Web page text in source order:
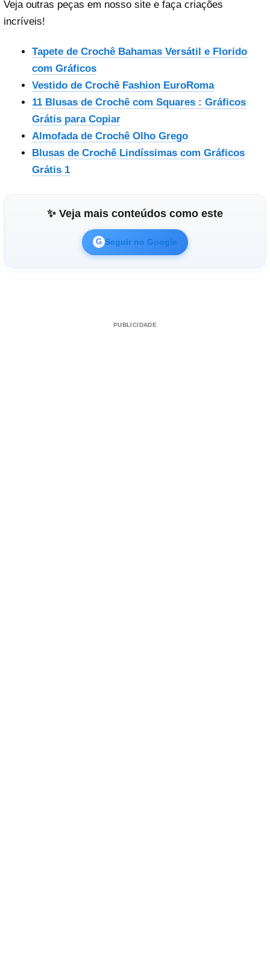
Veja outras peças em nosso site e faça criações
incríveis!
Tapete de Crochê Bahamas Versátil e Florido
com Gráficos
Vestido de Crochê Fashion EuroRoma
11 Blusas de Crochê com Squares : Gráficos
Grátis para Copiar
Almofada de Crochê Olho Grego
Blusas de Crochê Lindíssimas com Gráficos
Grátis 1
✨ Veja mais conteúdos como este
G Seguir no Google
PUBLICIDADE